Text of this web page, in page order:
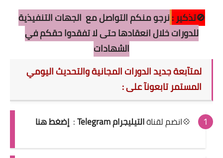
🚫تذكير :نرجو منكم التواصل مع الجهات التنفيذية
للدورات خلال انعقادهاحتى لا تفقدوا حقكم في
الشهادات
لمتآبعة جديد الدورات المجانية والتحديث اليومي
المستمر تابعونآ على :
💠انضم لقناةالتيليجرام Telegram : إضغط هنا